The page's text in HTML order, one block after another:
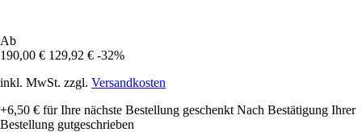
Ab
190,00 € 129,92 € -32%
inkl. MwSt. zzgl. Versandkosten
+6,50 € für Ihre nächste Bestellung geschenkt Nach Bestätigung Ihrer
Bestellung gutgeschrieben